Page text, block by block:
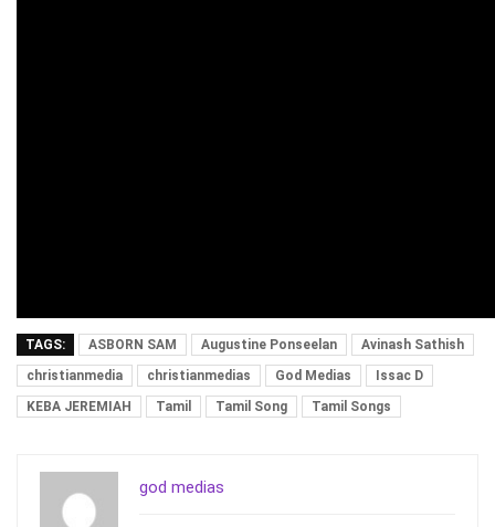
TAGS: ASBORN SAM Augustine Ponseelan
Avinash Sathish
christianmedia
christianmedias God Medias
Issac D
KEBA JEREMIAH
Tamil Tamil Song Tamil Songs
god medias